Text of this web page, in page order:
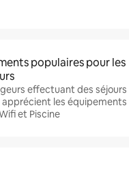
populaires pour les
effectuant des
apprécient les équipements
et Piscine